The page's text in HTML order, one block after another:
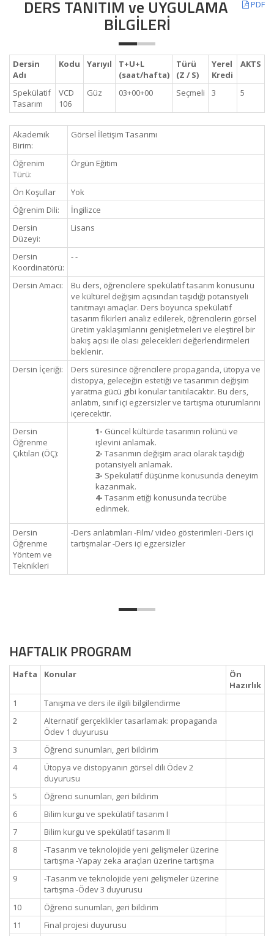
PDF
DERS TANITIM ve UYGULAMA
BİLGİLERİ
Dersin
Adı
Kodu Yarıyıl
T+U+L
(saat/hafta)
Türü
(Z / S)
Yerel
Kredi
AKTS
Spekülatif
Tasarım
VCD
106
Güz 03+00+00 Seçmeli 3 5
Akademik
Birim:
Görsel İletişim Tasarımı
Öğrenim
Türü:
Örgün Eğitim
Ön Koşullar
Yok
Öğrenim Dili:
İngilizce
Dersin
Düzeyi:
Lisans
Dersin
Koordinatörü:
- -
Dersin Amacı:
Bu ders, öğrencilere spekülatif tasarım konusunu
ve kültürel değişim açısından taşıdığı potansiyeli
tanıtmayı amaçlar. Ders boyunca spekülatif
tasarım fikirleri analiz edilerek, öğrencilerin görsel
üretim yaklaşımlarını genişletmeleri ve eleştirel bir
bakış açısı ile olası gelecekleri değerlendirmeleri
beklenir.
Dersin İçeriği:
Ders süresince öğrencilere propaganda, ütopya ve
distopya, geleceğin estetiği ve tasarımın değişim
yaratma gücü gibi konular tanıtılacaktır. Bu ders,
anlatım, sınıf içi egzersizler ve tartışma oturumlarını
içerecektir.
Dersin
Öğrenme
Çıktıları (ÖÇ):
1- Güncel kültürde tasarımın rolünü ve
işlevini anlamak.
2- Tasarımın değişim aracı olarak taşıdığı
potansiyeli anlamak.
3- Spekülatif düşünme konusunda deneyim
kazanmak.
4- Tasarım etiği konusunda tecrübe
edinmek.
Dersin
Öğrenme
Yöntem ve
Teknikleri
-Ders anlatımları -Film/ video gösterimleri -Ders içi
tartışmalar -Ders içi egzersizler
HAFTALIK PROGRAM
Hafta Konular
Ön
Hazırlık
1
Tanışma ve ders ile ilgili bilgilendirme
2
Alternatif gerçeklikler tasarlamak: propaganda
Ödev 1 duyurusu
3
Öğrenci sunumları, geri bildirim
4
Ütopya ve distopyanın görsel dili Ödev 2
duyurusu
5
Öğrenci sunumları, geri bildirim
6
Bilim kurgu ve spekülatif tasarım I
7
Bilim kurgu ve spekülatif tasarım II
8
-Tasarım ve teknolojide yeni gelişmeler üzerine
tartışma -Yapay zeka araçları üzerine tartışma
9
-Tasarım ve teknolojide yeni gelişmeler üzerine
tartışma -Ödev 3 duyurusu
10
Öğrenci sunumları, geri bildirim
11
Final projesi duyurusu